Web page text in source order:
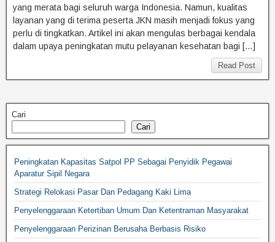
yang merata bagi seluruh warga Indonesia. Namun, kualitas
layanan yang di terima peserta JKN masih menjadi fokus yang
perlu di tingkatkan. Artikel ini akan mengulas berbagai kendala
dalam upaya peningkatan mutu pelayanan kesehatan bagi […]
Read Post
Cari
Cari
Peningkatan Kapasitas Satpol PP Sebagai Penyidik Pegawai
Aparatur Sipil Negara
Strategi Relokasi Pasar Dan Pedagang Kaki Lima
Penyelenggaraan Ketertiban Umum Dan Ketentraman Masyarakat
Penyelenggaraan Perizinan Berusaha Berbasis Risiko